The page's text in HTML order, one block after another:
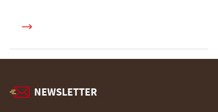
NEWSLETTER